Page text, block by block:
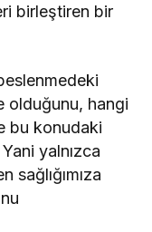
birleştiren bir
olduğunu, hangi
bu konudaki
yalnızca